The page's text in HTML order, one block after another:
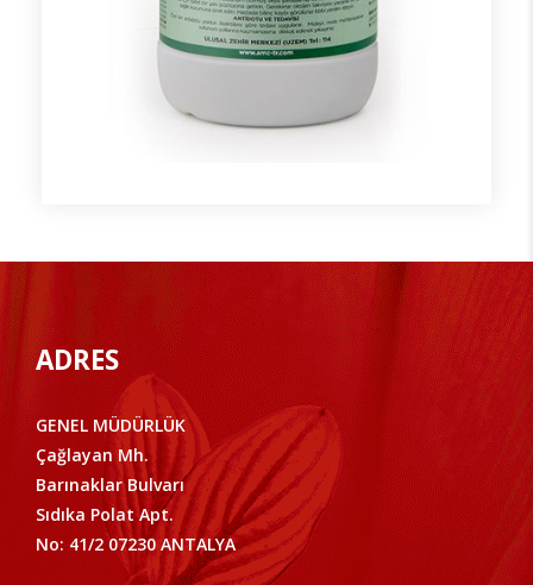
ADRES
GENEL MÜDÜRLÜK
Çağlayan Mh.
Barınaklar Bulvarı
Sıdıka Polat Apt.
No: 41/2 07230 ANTALYA